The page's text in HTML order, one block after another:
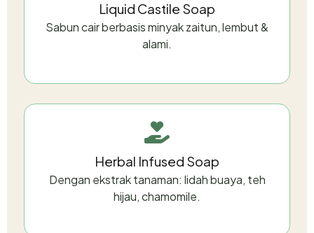
Liquid Castile Soap
Sabun cair berbasis minyak zaitun, lembut &
alami.
Herbal Infused Soap
Dengan ekstrak tanaman: lidah buaya, teh
hijau, chamomile.